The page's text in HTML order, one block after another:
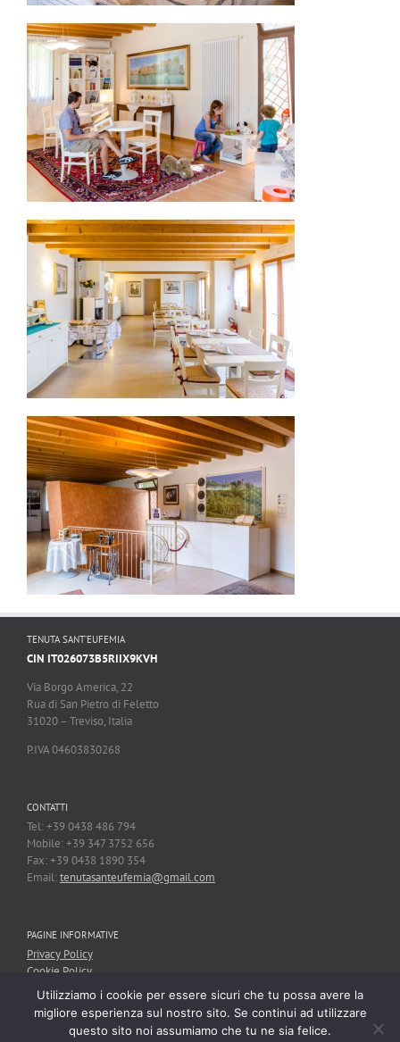
TENUTA SANT’EUFEMIA
CIN IT026073B5RIIX9KVH
Via Borgo America, 22
Rua di San Pietro di Feletto
31020 – Treviso, Italia
P.IVA 04603830268
CONTATTI
Tel: +39 0438 486 794
Mobile: +39 347 3752 656
Fax: +39 0438 1890 354
Email:tenutasanteufemia@gmail.com
PAGINE INFORMATIVE
Privacy Policy
Cookie Policy
Utilizziamo i cookie per essere sicuri che tu possa avere la
migliore esperienza sul nostro sito. Se continui ad utilizzare
questo sito noi assumiamo che tu ne sia felice.